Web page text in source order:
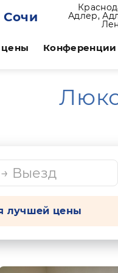
Сочи Адлер,
Конференции
лучшей цены